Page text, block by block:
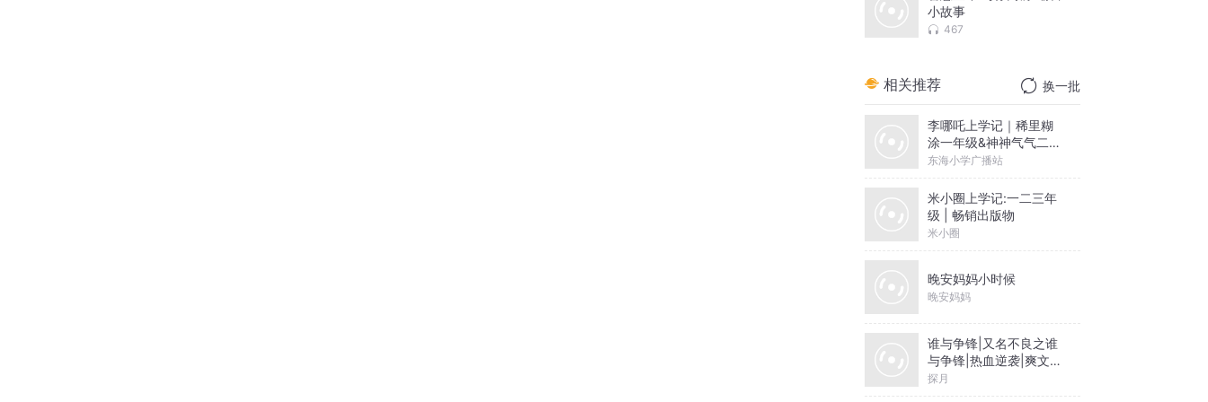
小故事
467
相关推荐 换一批
李哪吒上学记｜稀里糊
涂一年级&神神气气二年
级
东海小学广播站
米小圈上学记:一二三年
级 | 畅销出版物
米小圈
晚安妈妈小时候
晚安妈妈
谁与争锋|又名不良之谁
与争锋|热血逆袭|爽文爆
笑|会员免费
探月